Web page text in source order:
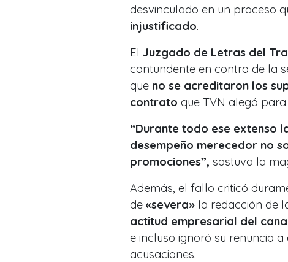
desvinculado en un proceso
injustificado.
El Juzgado de Letras del
contundente en contra de la
que no se acreditaron los
contrato que TVN alegó
“Durante todo ese extenso
desempeño merecedor no
promociones”, sostuvo la
Además, el fallo criticó
de «severa» la redacción de
actitud empresarial del
e incluso ignoró su renuncia
acusaciones.